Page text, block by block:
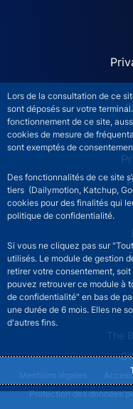
Lors de la consultation de ce
sont déposés sur votre
fonctionnement de ce site,
cookies de mesure de
sont exemptés de
Des fonctionnalités de ce site
tiers (Dailymotion, Katchup,
cookies pour des finalités qui
politique de confidentialité.
Si vous ne cliquez pas sur
utilisés. Le module de gestion
retirer votre consentement,
pouvez retrouver ce module à
de confidentialité" en bas de
une durée de 6 mois. Elles ne
d'autres fins.
ACPR
ACPR footer
The
ACPR footer legal
Mentions légales
Protection des données